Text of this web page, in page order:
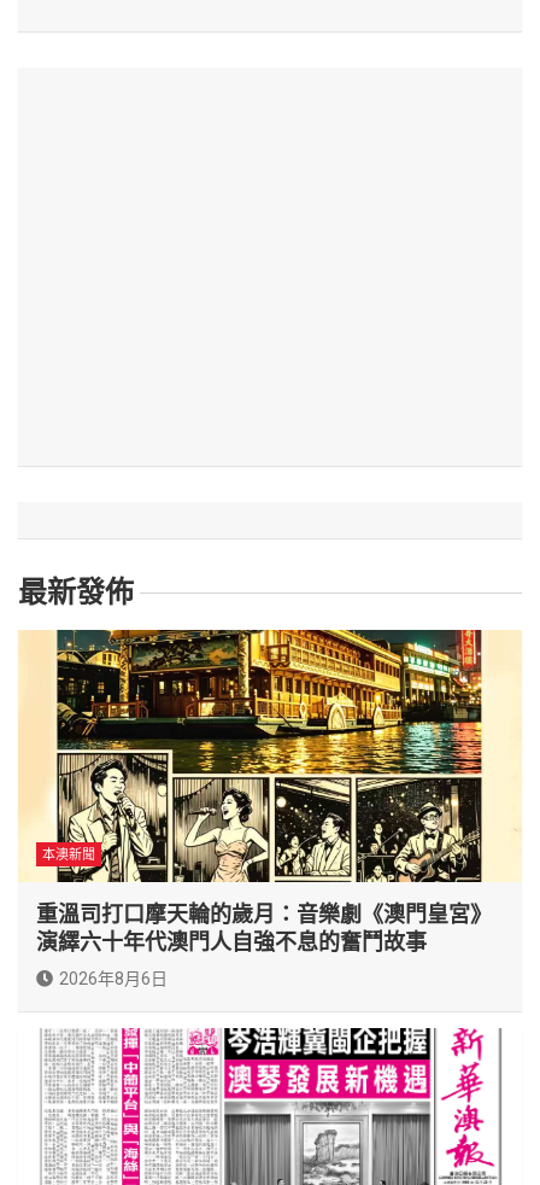
最新發佈
本澳新聞
重溫司打口摩天輪的歲月：音樂劇《澳門皇宮》
演繹六十年代澳門人自強不息的奮鬥故事
2026年8月6日